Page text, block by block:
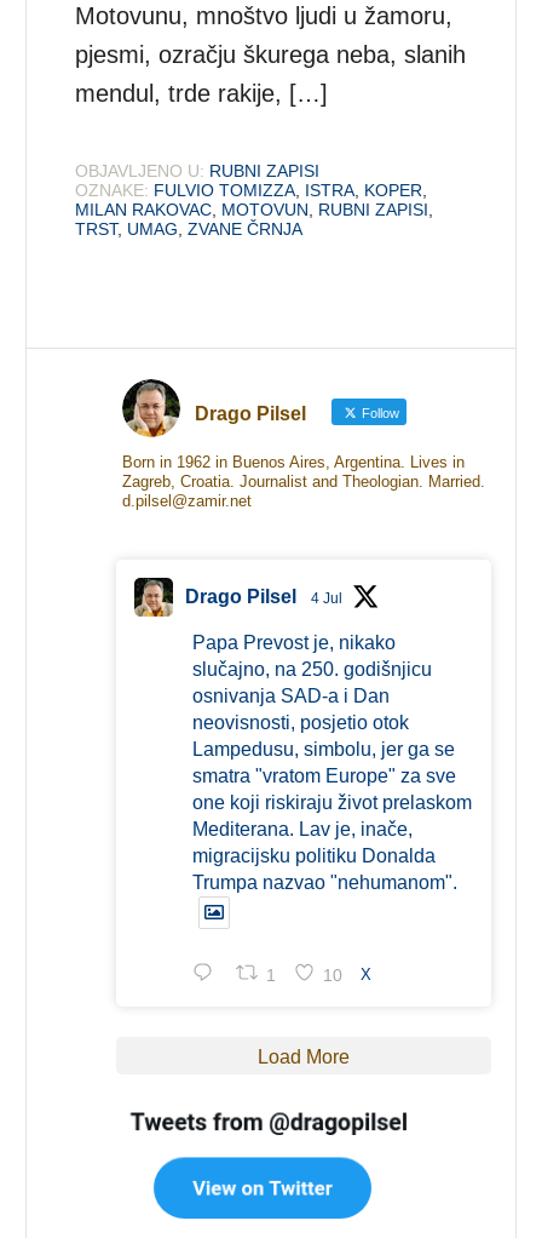
Motovunu, mnoštvo ljudi u žamoru,
pjesmi, ozračju škurega neba, slanih
mendul, trde rakije, […]
OBJAVLJENO U: RUBNI ZAPISI
OZNAKE: FULVIO TOMIZZA ISTRA KOPER
MILAN RAKOVAC MOTOVUN RUBNI ZAPISI
TRST, UMAG ,ZVANE ČRNJA
Drago Pilsel Follow
Born in 1962 in Buenos Aires, Argentina. Lives in
Zagreb, Croatia. Journalist and Theologian. Married.
d.pilsel@zamir.net
Drago Pilsel 4 Jul
Papa Prevost je, nikako
slučajno, na 250. godišnjicu
osnivanja SAD-a i Dan
neovisnosti, posjetio otok
Lampedusu, simbolu, jer ga se
smatra "vratom Europe" za sve
one koji riskiraju život prelaskom
Mediterana. Lav je, inače,
migracijsku politiku Donalda
Trumpa nazvao "nehumanom".
1 10 X
Load More